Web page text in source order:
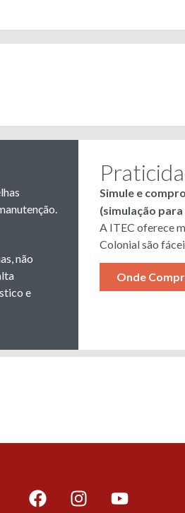
não
e
Simule e
(simulação
A ITEC oferece
Colonial são
Onde